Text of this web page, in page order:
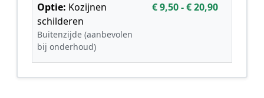
Optie: Kozijnen
schilderen
Buitenzijde (aanbevolen
bij onderhoud)
€ 9,50 - € 20,90